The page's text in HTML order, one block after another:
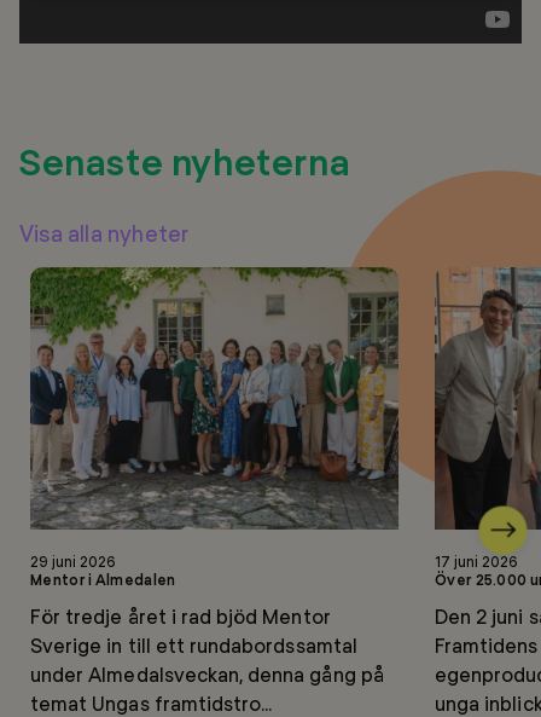
Senaste nyheterna
Visa alla nyheter
Läs
mer
29 juni 2026
Mentor i Almedalen
För tredje året i rad bjöd Mentor
Sverige in till ett rundabordssamtal
under Almedalsveckan, denna gång på
temat Ungas framtidstro...
Läs
mer
17 juni 2026
Över 25.000
Den 2 juni
unga
Nästa